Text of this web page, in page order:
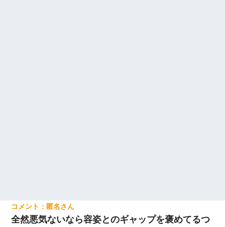
匿名
全然悪気ないなら容姿とのギャップを褒めてるつ